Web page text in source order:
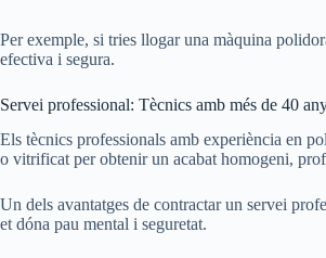
Per exemple, si tries llogar una màquina
efectiva i segura.
Servei professional: Tècnics amb més de 40
Els tècnics professionals amb experiència en
o vitrificat per obtenir un acabat homogeni,
Un dels avantatges de contractar un servei
et dóna pau mental i seguretat.